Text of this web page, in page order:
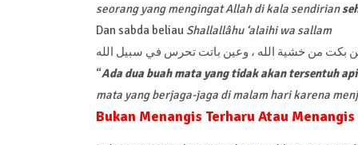
seorang yang mengingat Allah di kala sendirian
Dan sabda beliau Shallallâhu ‘alaihi wa sallam
بكت من خشية الله ، وعين باتت تحرس في سبيل الله
“Ada dua buah mata yang tidak akan tersentuh
mata yang berjaga-jaga di malam hari karena
Bukan Menangis Terharu Atau